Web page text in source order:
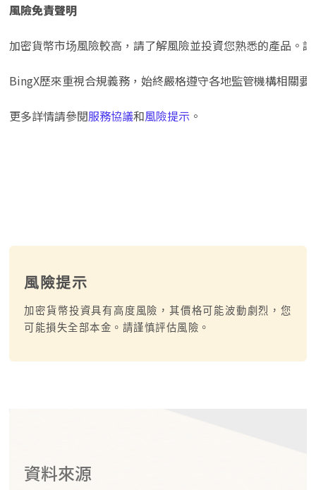
風險免責聲明
加密貨幣市场風險較高，請了解風險並投資您熟悉的產品。
BingX歷來重視合規義務，始終嚴格遵守各地監管機構相關
更多詳情請參閱服務協議和風險提示 。
風險提示
加密貨幣投資具有高度風險，其價格可能波動劇烈，您
可能損失全部本金。請謹慎評估風險。
資料來源